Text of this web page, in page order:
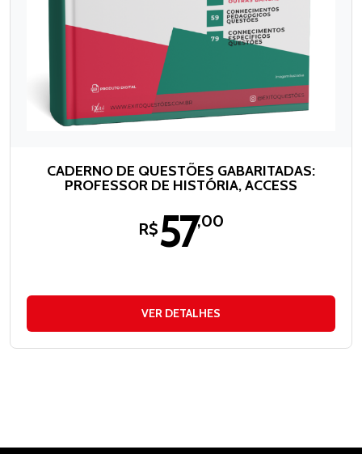
CADERNO DE QUESTÕES GABARITADAS:
PROFESSOR DE HISTÓRIA, ACCESS
R$57,00
VER DETALHES